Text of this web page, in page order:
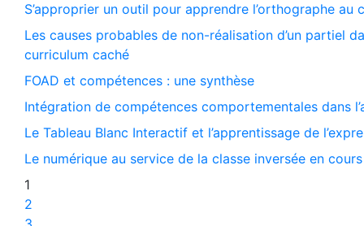
S’approprier un outil pour apprendre l’orthographe
Les causes probables de non-réalisation d’un partiel
curriculum caché
FOAD et compétences : une synthèse
Intégration de compétences comportementales dans
Le Tableau Blanc Interactif et l’apprentissage de
Le numérique au service de la classe inversée en
1
2